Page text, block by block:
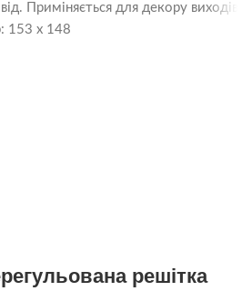
Приміняється для декору виходів
153 х 148
решітка